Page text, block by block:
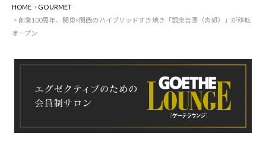
HOME
GOURMET
創業100周年、関東×関西のハイブリッドすき焼き「銀座吉澤（肉処）」が移転
オープン